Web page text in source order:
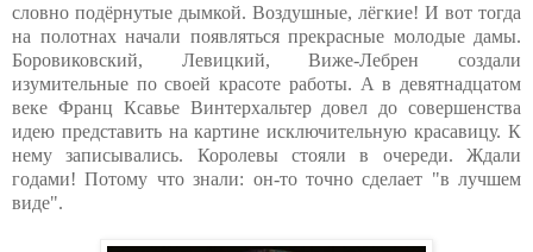
словно подёрнутые дымкой. Воздушные, лёгкие! И вот тогда
на полотнах начали появляться прекрасные молодые дамы.
Боровиковский, Левицкий, Виже-Лебрен создали
изумительные по своей красоте работы. А в девятнадцатом
веке Франц Ксавье Винтерхальтер довел до совершенства
идею представить на картине исключительную красавицу. К
нему записывались. Королевы стояли в очереди. Ждали
годами! Потому что знали: он-то точно сделает "в лучшем
виде".